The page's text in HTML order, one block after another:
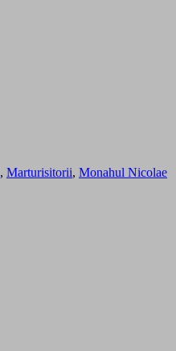
, Marturisitorii, Monahul Nicolae